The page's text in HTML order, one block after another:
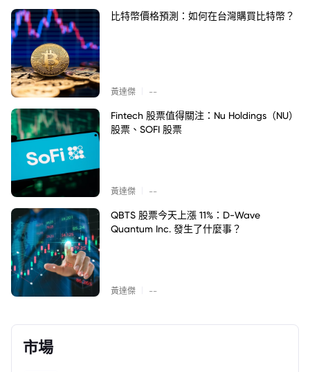
比特幣價格預測：如何在台灣購買比特幣？
黃達傑 --
Fintech 股票值得關注：Nu Holdings（NU）
股票、SOFI 股票
黃達傑 --
QBTS 股票今天上漲 11%：D-Wave
Quantum Inc. 發生了什麼事？
黃達傑 --
市場